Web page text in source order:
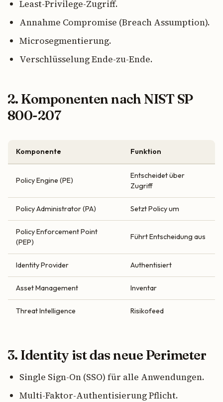
Least-Privilege-Zugriff.
Annahme Compromise (Breach Assumption).
Microsegmentierung.
Verschlüsselung Ende-zu-Ende.
2. Komponenten nach NIST SP
800-207
Komponente Funktion
Policy Engine (PE)
Entscheidet über
Zugriff
Policy Administrator (PA) Setzt Policy um
Policy Enforcement Point
(PEP)
Führt Entscheidung aus
Identity Provider Authentisiert
Asset Management Inventar
Threat Intelligence Risikofeed
3. Identity ist das neue Perimeter
Single Sign-On (SSO) für alle Anwendungen.
Multi-Faktor-Authentisierung Pflicht.